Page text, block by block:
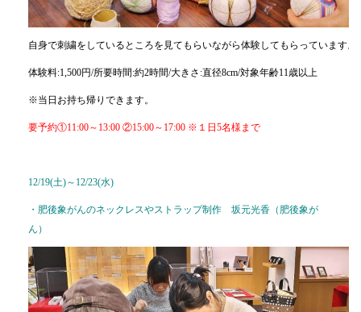
自身で刺繍をしているところを見てもらいながら体験してもらっています。
体験料:1,500円/所要時間:約2時間/大きさ:直径8cm/対象年齢11歳以上
※当日お持ち帰りできます。
要予約①11:00～13:00 ②15:00～17:00 ※１日5名様まで
12/19(土)～12/23(水)
・肥後象がんのネックレスやストラップ制作 坂元光香（肥後象が
ん）